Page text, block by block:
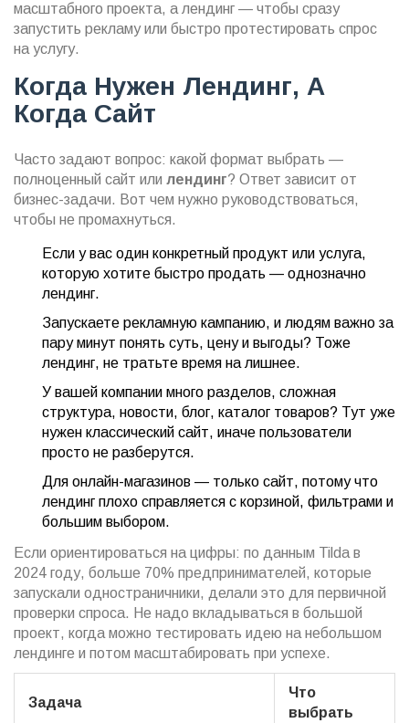
масштабного проекта, а лендинг — чтобы сразу
запустить рекламу или быстро протестировать спрос
на услугу.
Когда Нужен Лендинг, А
Когда Сайт
Часто задают вопрос: какой формат выбрать —
полноценный сайт или лендинг? Ответ зависит от
бизнес-задачи. Вот чем нужно руководствоваться,
чтобы не промахнуться.
Если у вас один конкретный продукт или услуга,
которую хотите быстро продать — однозначно
лендинг.
Запускаете рекламную кампанию, и людям важно за
пару минут понять суть, цену и выгоды? Тоже
лендинг, не тратьте время на лишнее.
У вашей компании много разделов, сложная
структура, новости, блог, каталог товаров? Тут уже
нужен классический сайт, иначе пользователи
просто не разберутся.
Для онлайн-магазинов — только сайт, потому что
лендинг плохо справляется с корзиной, фильтрами и
большим выбором.
Если ориентироваться на цифры: по данным Tilda в
2024 году, больше 70% предпринимателей, которые
запускали одностраничники, делали это для первичной
проверки спроса. Не надо вкладываться в большой
проект, когда можно тестировать идею на небольшом
лендинге и потом масштабировать при успехе.
Задача
Что
выбрать